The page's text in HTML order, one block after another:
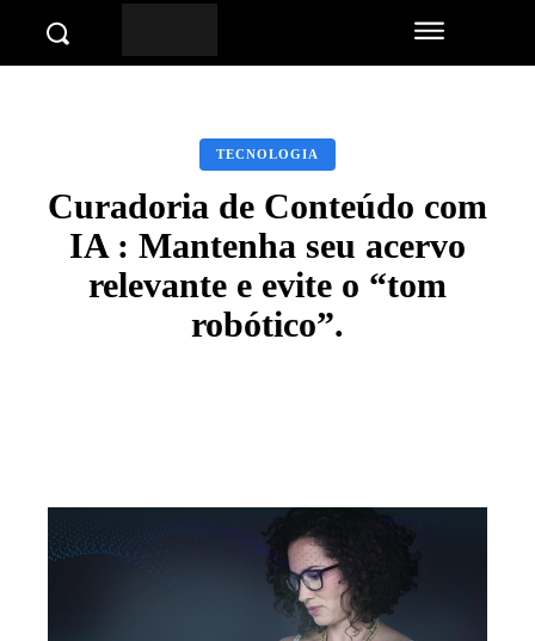
TECNOLOGIA
Curadoria de Conteúdo com
IA : Mantenha seu acervo
relevante e evite o “tom
robótico”.